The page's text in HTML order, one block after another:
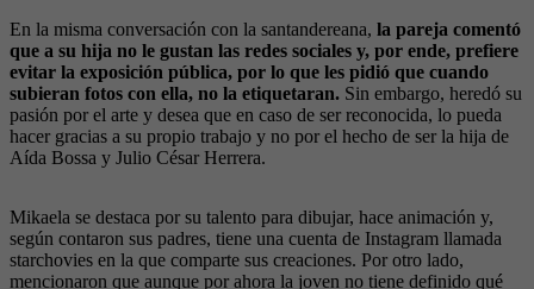
En la misma conversación con la santandereana, la pareja comentó
que a su hija no le gustan las redes sociales y, por ende, prefiere
evitar la exposición pública, por lo que les pidió que cuando
subieran fotos con ella, no la etiquetaran. Sin embargo, heredó su
pasión por el arte y desea que en caso de ser reconocida, lo pueda
hacer gracias a su propio trabajo y no por el hecho de ser la hija de
Aída Bossa y Julio César Herrera.
Mikaela se destaca por su talento para dibujar, hace animación y,
según contaron sus padres, tiene una cuenta de Instagram llamada
starchovies en la que comparte sus creaciones. Por otro lado,
mencionaron que aunque por ahora la joven no tiene definido qué